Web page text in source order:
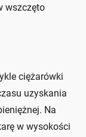
wszczęto
ciężarówki
uzyskania
Na
w wysokości